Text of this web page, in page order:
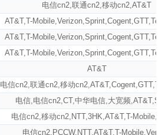
电信cn2,联通cn2,移动cn2,AT&T
AT&T,T-Mobile,Verizon,Sprint,Cogent,GTT,
AT&T,T-Mobile,Verizon,Sprint,Cogent,GTT,
AT&T,T-Mobile,Verizon,Sprint,Cogent,GTT,
AT&T
电信cn2,联通cn2,移动cn2,AT&T,Cogent,GTT,
电信,电信cn2,CT,中华电信,大宽频,AT&T,
电信cn2,移动cn2, NTT,3HK,AT&T,T-Mobile,
电信cn2, PCCW, NTT,AT&T,T-Mobile,